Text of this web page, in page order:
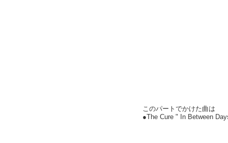
このパートでかけた曲は
●The Cure " In Between